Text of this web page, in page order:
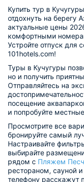
Купить тур в
отдохнуть на берегу
актуальные цены
комфортными
Устройте отпуск для
101hotels.com!
Туры в Кучугуры
но и получить
Отправляйтесь на
посещение
и попробуйте
Просмотрите все
бронируйте самый
Настраивайте
выбирайте
рядом с Пляжем
рестораном, сауной
телефону расскажут